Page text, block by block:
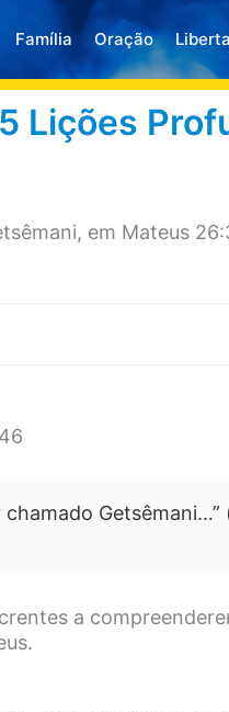
Família Oração
Lições
em Mateus
Getsêmani…”
a